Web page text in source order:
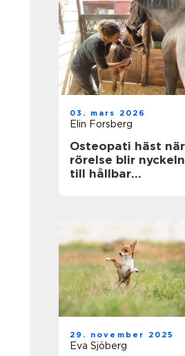
03. mars 2026
Elin Forsberg
Osteopati häst när
rörelse blir nyckeln
till hållbar
29. november 2025
Eva Sjöberg